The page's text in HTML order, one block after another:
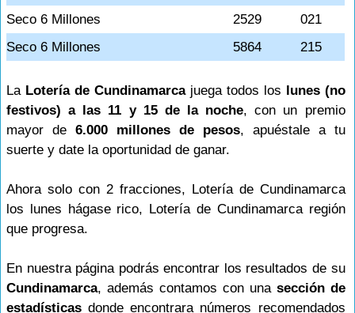
Seco 6 Millones
2529
021
Seco 6 Millones
5864 215
La Lotería de Cundinamarcajuega todos los lunes (no
festivos) a las 11 y 15 de la noche, con un premio
mayor de 6.000 millones de pesos, apuéstale a tu
suerte y date la oportunidad de ganar.
Ahora solo con 2 fracciones, Lotería de Cundinamarca
los lunes hágase rico, Lotería de Cundinamarca región
que progresa.
En nuestra página podrás encontrar los resultados de su
Cundinamarca, además contamos con una sección de
estadísticas donde encontrara números recomendados